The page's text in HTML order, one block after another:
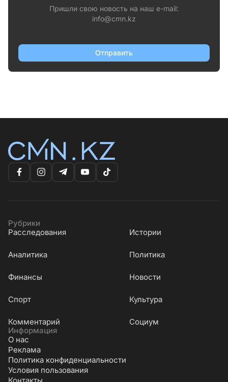
Пришли свою новость на наш e-mail:
info@cmn.kz
Отправить
Рубрики
Расследования
Истории
Аналитика Политика
Финансы Новости
Cпорт Культура
Комментарий
Социум
Информация
О нас
Реклама
Политика конфиденциальности
Условия пользования